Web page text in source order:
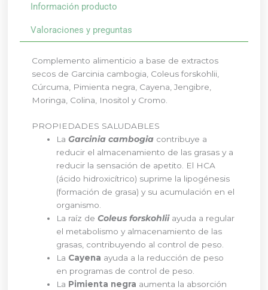
Información producto
Valoraciones y preguntas
Complemento alimenticio a base de extractos
secos de Garcinia cambogia, Coleus forskohlii,
Cúrcuma, Pimienta negra, Cayena, Jengibre,
Moringa, Colina, Inositol y Cromo.
PROPIEDADES SALUDABLES
LaGarcinia cambogia contribuye a
reducir el almacenamiento de las grasas y a
reducir la sensación de apetito. El HCA
(ácido hidroxicítrico) suprime la lipogénesis
(formación de grasa) y su acumulación en el
organismo.
La raíz deColeus forskohliiayuda a regular
el metabolismo y almacenamiento de las
grasas, contribuyendo al control de peso.
La Cayena ayuda a la reducción de peso
en programas de control de peso.
La Pimienta negra aumenta la absorción